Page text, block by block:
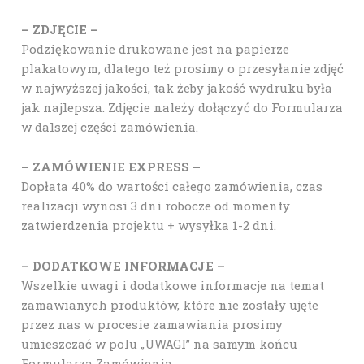
– ZDJĘCIE –
Podziękowanie drukowane jest na papierze
plakatowym, dlatego też prosimy o przesyłanie zdjęć
w najwyższej jakości, tak żeby jakość wydruku była
jak najlepsza. Zdjęcie należy dołączyć do Formularza
w dalszej części zamówienia.
– ZAMÓWIENIE EXPRESS –
Dopłata 40% do wartości całego zamówienia, czas
realizacji wynosi 3 dni robocze od momenty
zatwierdzenia projektu + wysyłka 1-2 dni.
– DODATKOWE INFORMACJE –
Wszelkie uwagi i dodatkowe informacje na temat
zamawianych produktów, które nie zostały ujęte
przez nas w procesie zamawiania prosimy
umieszczać w polu „UWAGI” na samym końcu